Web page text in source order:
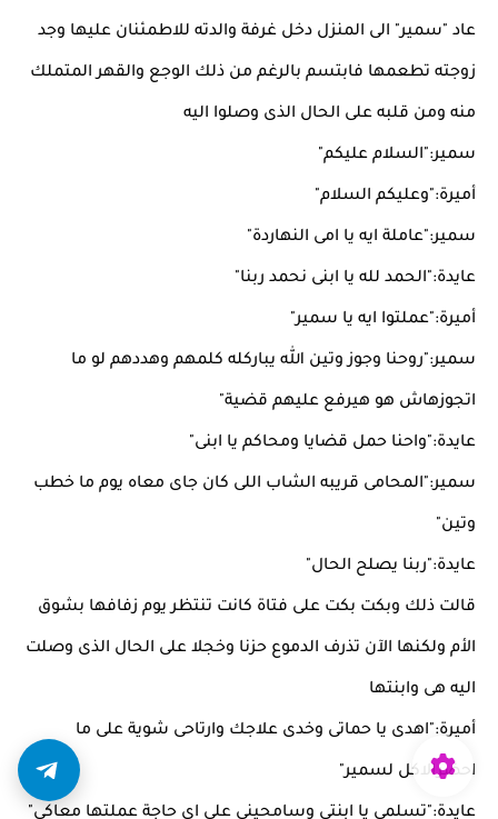
عاد "سمير" الى المنزل دخل غرفة والدته للاطمئنان عليها وجد
زوجته تطعمها فابتسم بالرغم من ذلك الوجع والقهر المتملك
منه ومن قلبه على الحال الذى وصلوا اليه
سمير:"السلام عليكم"
أميرة:"وعليكم السلام"
سمير:"عاملة ايه يا امى النهاردة"
عايدة:"الحمد لله يا ابنى نحمد ربنا"
أميرة:"عملتوا ايه يا سمير"
سمير:"روحنا وجوز وتين الله يباركله كلمهم وهددهم لو ما
اتجوزهاش هو هيرفع عليهم قضية"
عايدة:"واحنا حمل قضايا ومحاكم يا ابنى"
سمير:"المحامى قريبه الشاب اللى كان جاى معاه يوم ما خطب
وتين"
عايدة:"ربنا يصلح الحال"
قالت ذلك وبكت بكت على فتاة كانت تنتظر يوم زفافها بشوق
الأم ولكنها الآن تذرف الدموع حزنا وخجلا على الحال الذى وصلت
اليه هى وابنتها
أميرة:"اهدى يا حماتى وخدى علاجك وارتاحى شوية على ما
احضرالاكل لسمير"
عايدة:"تسلمى يا ابنتى وسامحينى على اى حاجة عملتها معاكى"